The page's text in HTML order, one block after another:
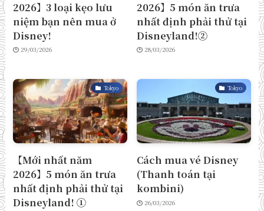
2026】3 loại kẹo lưu
niệm bạn nên mua ở
Disney!
29/03/2026
2026】5 món ăn trưa
nhất định phải thử tại
Disneyland!②
28/03/2026
Tokyo
【Mới nhất năm
2026】5 món ăn trưa
nhất định phải thử tại
Disneyland! ①
Tokyo
Cách mua vé Disney
(Thanh toán tại
kombini)
26/03/2026